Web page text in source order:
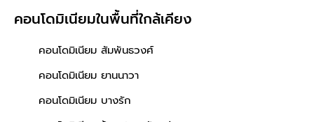
คอนโดมิเนียมในพื้นที่ใกล้เคียง
คอนโดมิเนียม สัมพันธวงศ์
คอนโดมิเนียม ยานนาวา
คอนโดมิเนียม บางรัก